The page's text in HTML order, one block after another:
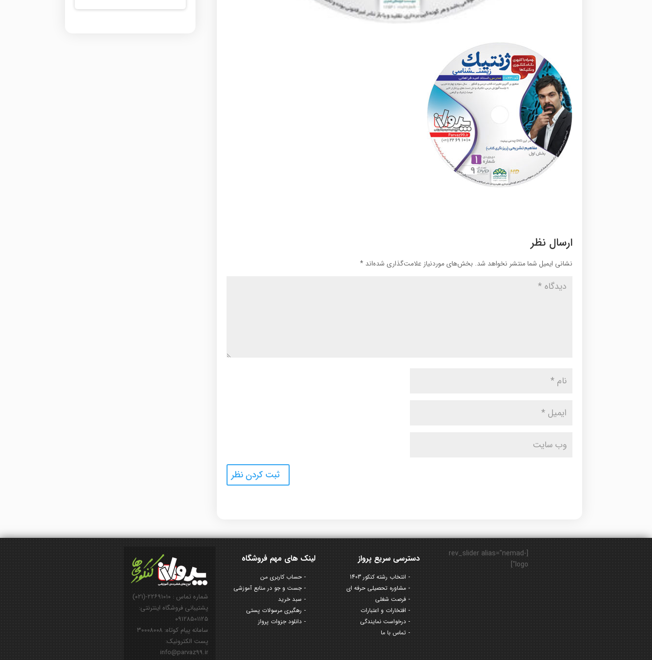
ارسال نظر
نشانی ایمیل شما منتشر نخواهد شد. بخش‌های موردنیاز علامت‌گذاری شده‌اند*
شماره تماس : ۲۲۶۹۱۰۱۰-(۰۲۱)
پشتیبانی فروشگاه اینترنتی:
۰۹۱۲۸۵۰۱۱۲۵
سامانه پیام کوتاه: ۳۰۰۰۸۰۰۸
پست الکترونیک:
info@parvaz99.ir
لینک های مهم فروشگاه
حساب کاربری من
جست و جو در منابع آموزشی
سبد خرید
رهگیری مرسولات پستی
دانلود جزوات پرواز
دسترسی سریع پرواز
انتخاب رشته کنکور 1403
مشاوره تحصیلی حرفه ای
فرصت شغلی
افتخارات و اعتبارات
درخواست نمایندگی
تماس با ما
[rev_slider alias="nemad-
logo"]